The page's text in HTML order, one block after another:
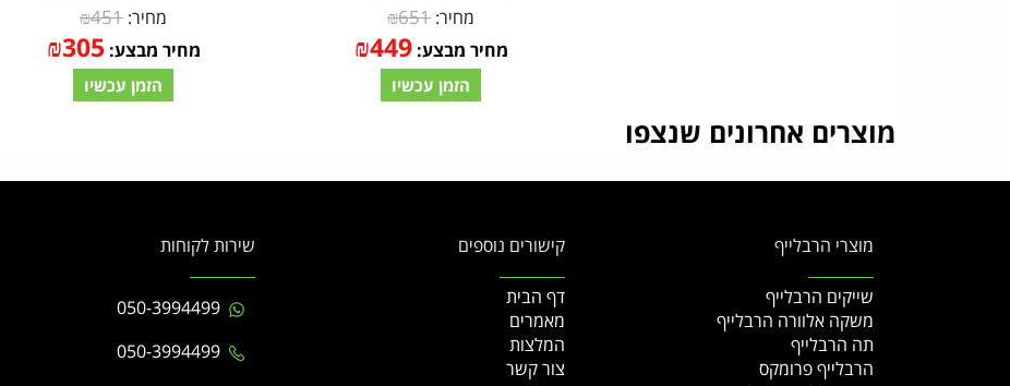
מחיר: ₪651
מחיר מבצע: ₪449
הזמן עכשיו
מחיר: ₪451
מחיר מבצע: ₪305
הזמן עכשיו
מוצרים אחרונים שנצפו
מוצרי הרבלייף
שייקים הרבלייף
משקה אלוורה הרבלייף
תה הרבלייף
הרבלייף פרומקס
קישורים נוספים
דף הבית
מאמרים
המלצות
צור קשר
שירות לקוחות
050-3994499
050-3994499